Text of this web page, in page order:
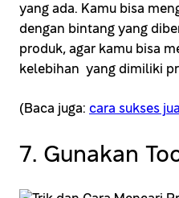
yang ada. Kamu bisa
dengan bintang yang
produk, agar kamu bisa
kelebihan yang dimiliki
(Baca juga: cara sukses
7. Gunakan